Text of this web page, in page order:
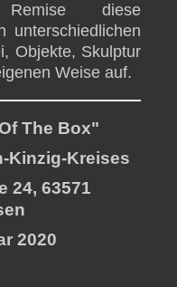
diese
unterschiedlichen
Objekte, Skulptur
Weise auf.
The Box"
Kinzig-Kreises
24, 63571
2020